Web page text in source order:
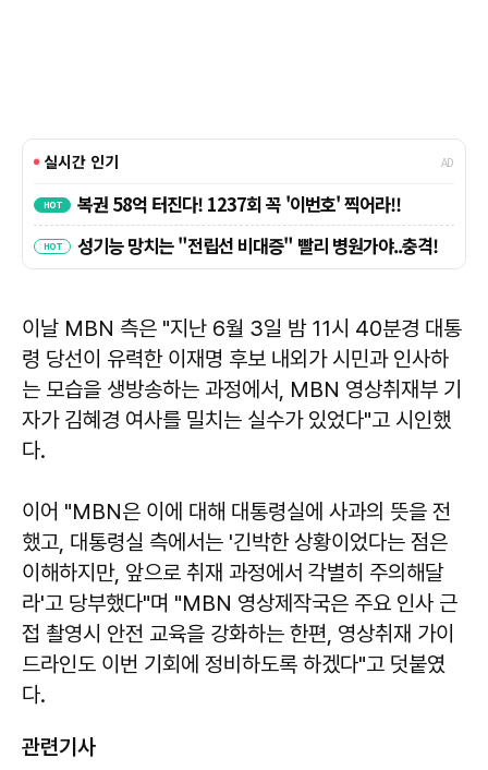
이날 MBN 측은 "지난 6월 3일 밤 11시 40분경 대통
령 당선이 유력한 이재명 후보 내외가 시민과 인사하
는 모습을 생방송하는 과정에서, MBN 영상취재부 기
자가 김혜경 여사를 밀치는 실수가 있었다"고 시인했
다.
이어 "MBN은 이에 대해 대통령실에 사과의 뜻을 전
했고, 대통령실 측에서는 '긴박한 상황이었다는 점은
이해하지만, 앞으로 취재 과정에서 각별히 주의해달
라'고 당부했다"며 "MBN 영상제작국은 주요 인사 근
접 촬영시 안전 교육을 강화하는 한편, 영상취재 가이
드라인도 이번 기회에 정비하도록 하겠다"고 덧붙였
다.
관련기사